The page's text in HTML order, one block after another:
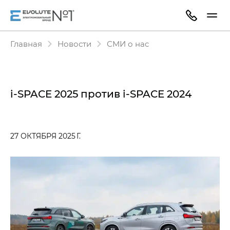
Главная Новости СМИ о нас
i‑SPACE 2025 против i‑SPACE 2024
27 ОКТЯБРЯ 2025 Г.